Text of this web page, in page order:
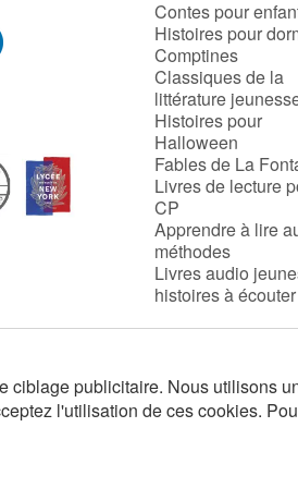
Contes pour
Histoires pour
Comptines
Classiques de la
littérature
Histoires pour
Halloween
Fables de La
Livres de lecture
CP
Apprendre à lire
méthodes
Livres audio
histoires à écouter
publicitaire. Nous utilisons
l'utilisation de ces cookies.